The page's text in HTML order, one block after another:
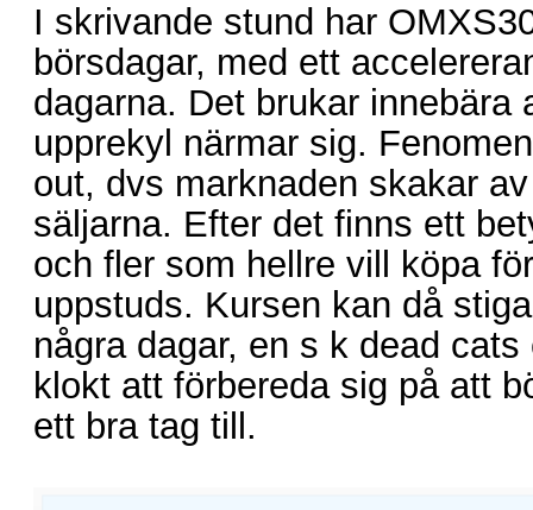
I skrivande stund har
börsdagar, med ett
dagarna. Det brukar innebära
upprekyl närmar sig.
out, dvs marknaden skakar
säljarna. Efter det finns ett
och fler som hellre vill köpa
uppstuds. Kursen kan då
några dagar, en s k dead
klokt att förbereda sig på att
ett bra tag till.